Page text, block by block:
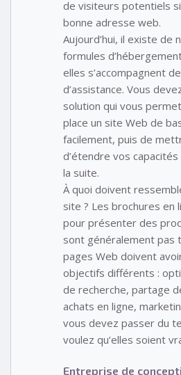
de visiteurs potentiels si
bonne adresse web.
Aujourd’hui, il existe de
formules
elles s’accompagnent
d’assistance. Vous
solution qui vous
place un site Web de
facilement, puis de
d’étendre vos
la suite.
À quoi doivent
site ? Les brochures en
pour présenter des
sont généralement pas
pages Web doivent
objectifs différents :
de recherche, partage
achats en ligne,
vous devez passer du
voulez qu’elles soient
Entreprise de